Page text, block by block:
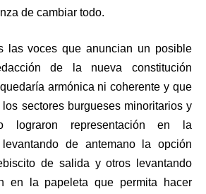
de cambiar todo.
las voces que anuncian un posible
de la nueva constitución
armónica ni coherente y que
sectores burgueses minoritarios y
lograron representación en la
de antemano la opción
de salida y otros levantando
en la papeleta que permita hacer